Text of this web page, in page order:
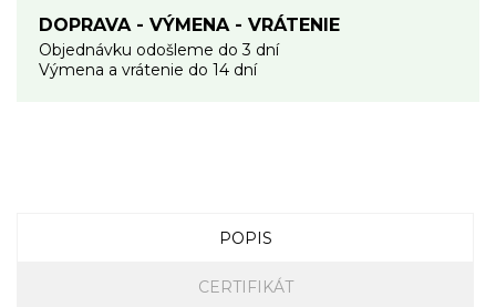
DOPRAVA - VÝMENA - VRÁTENIE
Objednávku odošleme do 3 dní
Výmena a vrátenie do 14 dní
POPIS
CERTIFIKÁT